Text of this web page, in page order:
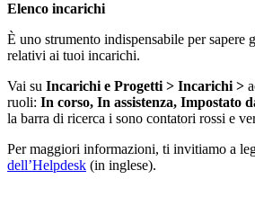
Elenco incarichi
È uno strumento indispensabile per
relativi ai tuoi incarichi.
Vai su Incarichi e Progetti > Incarichi >
ruoli: In corso, In assistenza, Impostato
la barra di ricerca i sono contatori rossi e
Per maggiori informazioni, ti invitiamo a
dell’Helpdesk (in inglese).